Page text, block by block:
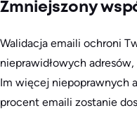
Zmniejszony
Walidacja emaili ochroni
nieprawidłowych
Im więcej niepoprawnych
procent emaili zostanie